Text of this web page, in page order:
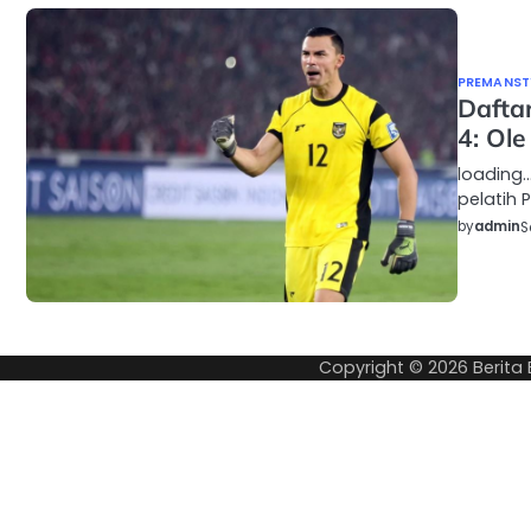
4:
pelatih
byadmin
Copyright © 2026 Berita